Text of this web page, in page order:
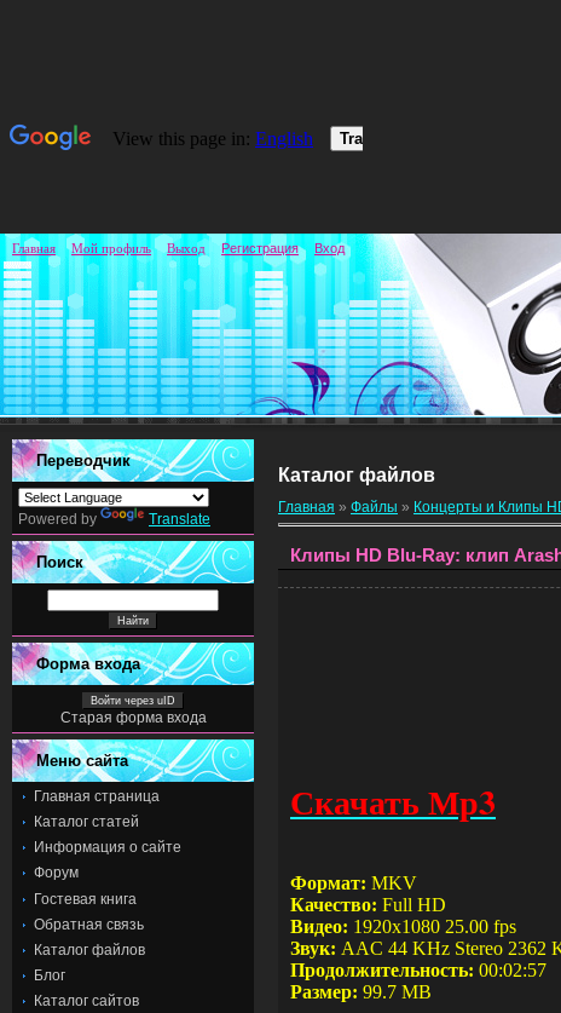
Главная Мой профиль Выход Регистрация Вход
Переводчик
Powered by Translate
Поиск
Форма входа
Войти через uID
Старая форма входа
Меню сайта
Главная страница
Каталог статей
Информация о сайте
Форум
Гостевая книга
Обратная связь
Каталог файлов
Блог
Каталог сайтов
Каталог файлов
Главная » Файлы » Концерты и Клипы
Клипы HD Blu-Ray: клип
Скачать Мр3
Формат: MKV
Качество: Full HD
Видео: 1920x1080 25.00 fps
Звук: AAC 44 KHz Stereo 2362
Продолжительность: 00:02:57
Размер: 99.7 MB